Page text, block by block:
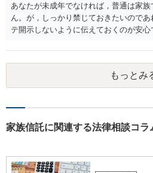
あなたが未成年でなければ，普通は家
ん。が，しっかり禁じておきたいので
テ開示しないように伝えておくのが安
可能性は低いのでコストパフォーマン
がします。
もっとみ
家族信託に関連する法律相談コラ